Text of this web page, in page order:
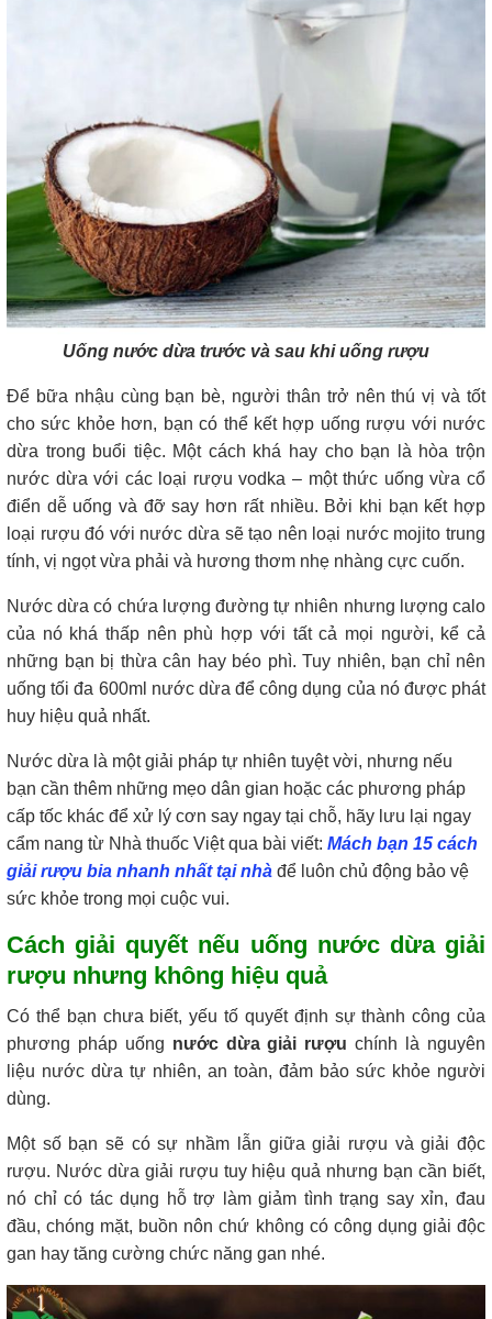
Uống nước dừa trước và sau khi uống rượu
Để bữa nhậu cùng bạn bè, người thân trở nên thú vị và tốt
cho sức khỏe hơn, bạn có thể kết hợp uống rượu với nước
dừa trong buổi tiệc. Một cách khá hay cho bạn là hòa trộn
nước dừa với các loại rượu vodka – một thức uống vừa cổ
điển dễ uống và đỡ say hơn rất nhiều. Bởi khi bạn kết hợp
loại rượu đó với nước dừa sẽ tạo nên loại nước mojito trung
tính, vị ngọt vừa phải và hương thơm nhẹ nhàng cực cuốn.
Nước dừa có chứa lượng đường tự nhiên nhưng lượng calo
của nó khá thấp nên phù hợp với tất cả mọi người, kể cả
những bạn bị thừa cân hay béo phì. Tuy nhiên, bạn chỉ nên
uống tối đa 600ml nước dừa để công dụng của nó được phát
huy hiệu quả nhất.
Nước dừa là một giải pháp tự nhiên tuyệt vời, nhưng nếu
bạn cần thêm những mẹo dân gian hoặc các phương pháp
cấp tốc khác để xử lý cơn say ngay tại chỗ, hãy lưu lại ngay
cẩm nang từ Nhà thuốc Việt qua bài viết: Mách bạn 15 cách
giải rượu bia nhanh nhất tại nhà để luôn chủ động bảo vệ
sức khỏe trong mọi cuộc vui.
Cách giải quyết nếu uống nước dừa giải
rượu nhưng không hiệu quả
Có thể bạn chưa biết, yếu tố quyết định sự thành công của
phương pháp uống nước dừa giải rượu chính là nguyên
liệu nước dừa tự nhiên, an toàn, đảm bảo sức khỏe người
dùng.
Một số bạn sẽ có sự nhầm lẫn giữa giải rượu và giải độc
rượu. Nước dừa giải rượu tuy hiệu quả nhưng bạn cần biết,
nó chỉ có tác dụng hỗ trợ làm giảm tình trạng say xỉn, đau
đầu, chóng mặt, buồn nôn chứ không có công dụng giải độc
gan hay tăng cường chức năng gan nhé.